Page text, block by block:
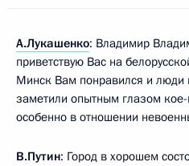
А.Лукашенко: Владимир
приветствую Вас на
Минск Вам понравился и люди
заметили опытным глазом
особенно в отношении
В.Путин: Город в хорошем